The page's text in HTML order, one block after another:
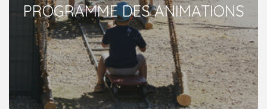
PROGRAMME DES ANIMATIONS